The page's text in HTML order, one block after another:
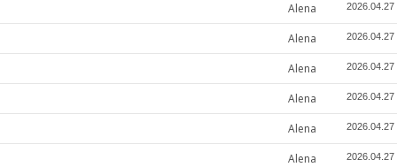
Alena 2026.04.27
Alena 2026.04.27
Alena 2026.04.27
Alena 2026.04.27
Alena 2026.04.27
Alena 2026.04.27